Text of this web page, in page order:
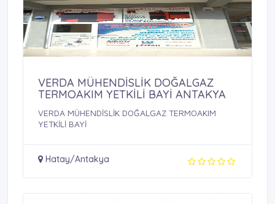
VERDA MÜHENDİSLİK DOĞALGAZ
TERMOAKIM YETKİLİ BAYİ ANTAKYA
VERDA MÜHENDİSLİK DOĞALGAZ TERMOAKIM
YETKİLİ BAYİ
Hatay/Antakya